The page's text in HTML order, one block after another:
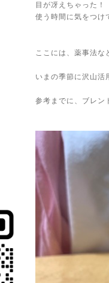
目が冴えちゃった！
使う時間に気をつけ
ここには、薬事法な
いまの季節に沢山活
参考までに、ブレン